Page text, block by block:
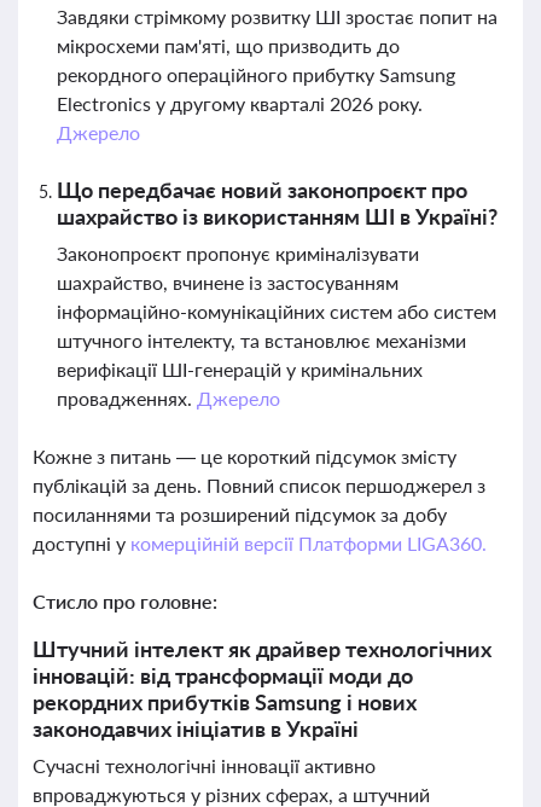
Завдяки стрімкому розвитку ШІ зростає попит на
мікросхеми пам'яті, що призводить до
рекордного операційного прибутку Samsung
Electronics у другому кварталі 2026 року.
Джерело
Що передбачає новий законопроєкт про
шахрайство із використанням ШІ в Україні?
Законопроєкт пропонує криміналізувати
шахрайство, вчинене із застосуванням
інформаційно-комунікаційних систем або систем
штучного інтелекту, та встановлює механізми
верифікації ШІ-генерацій у кримінальних
провадженнях. Джерело
Кожне з питань — це короткий підсумок змісту
публікацій за день. Повний список першоджерел з
посиланнями та розширений підсумок за добу
доступні у комерційній версії Платформи LIGA360.
Стисло про головне:
Штучний інтелект як драйвер технологічних
інновацій: від трансформації моди до
рекордних прибутків Samsung і нових
законодавчих ініціатив в Україні
Сучасні технологічні інновації активно
впроваджуються у різних сферах, а штучний